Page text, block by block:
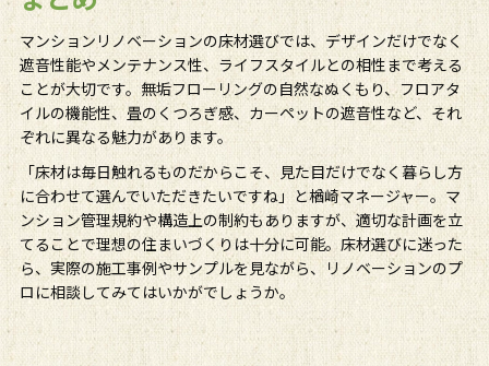
マンションリノベーションの床材選びでは、デザインだけでなく
遮音性能やメンテナンス性、ライフスタイルとの相性まで考える
ことが大切です。無垢フローリングの自然なぬくもり、フロアタ
イルの機能性、畳のくつろぎ感、カーペットの遮音性など、それ
ぞれに異なる魅力があります。
「床材は毎日触れるものだからこそ、見た目だけでなく暮らし方
に合わせて選んでいただきたいですね」と楢崎マネージャー。マ
ンション管理規約や構造上の制約もありますが、適切な計画を立
てることで理想の住まいづくりは十分に可能。床材選びに迷った
ら、実際の施工事例やサンプルを見ながら、リノベーションのプ
ロに相談してみてはいかがでしょうか。